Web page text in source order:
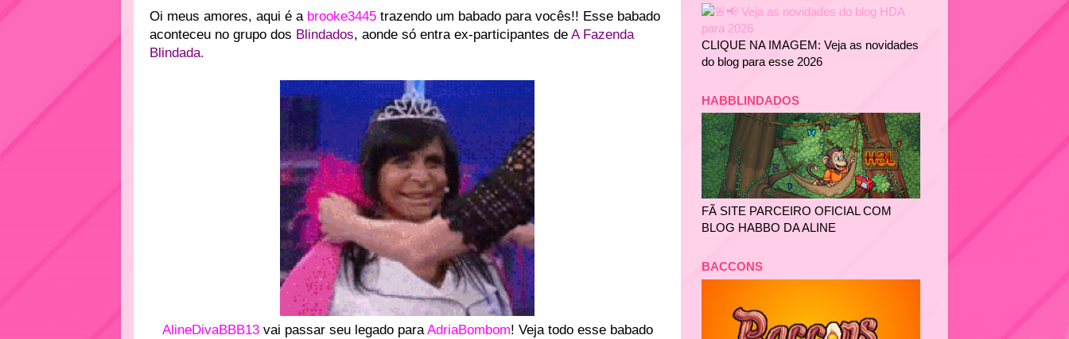
Oi meus amores, aqui é a brooke3445 trazendo um babado para vocês!! Esse babado
aconteceu no grupo dos Blindados, aonde só entra ex-participantes de A Fazenda
Blindada.
AlineDivaBBB13vai passar seu legado paraAdriaBombom! Veja todo esse babado
CLIQUE NA IMAGEM: Veja as novidades
do blog para esse 2026
HABBLINDADOS
FÃ SITE PARCEIRO OFICIAL COM
BLOG HABBO DA ALINE
BACCONS